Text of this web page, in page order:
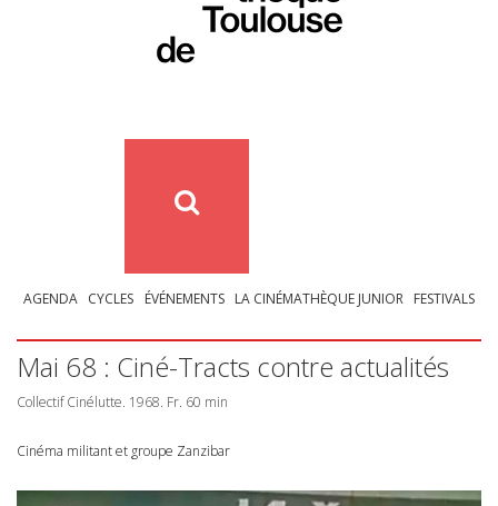
AGENDA CYCLES ÉVÉNEMENTS LA CINÉMATHÈQUE JUNIOR FESTIVALS
Mai 68 : Ciné-Tracts contre actualités
Collectif Cinélutte. 1968. Fr. 60 min
Cinéma militant et groupe Zanzibar